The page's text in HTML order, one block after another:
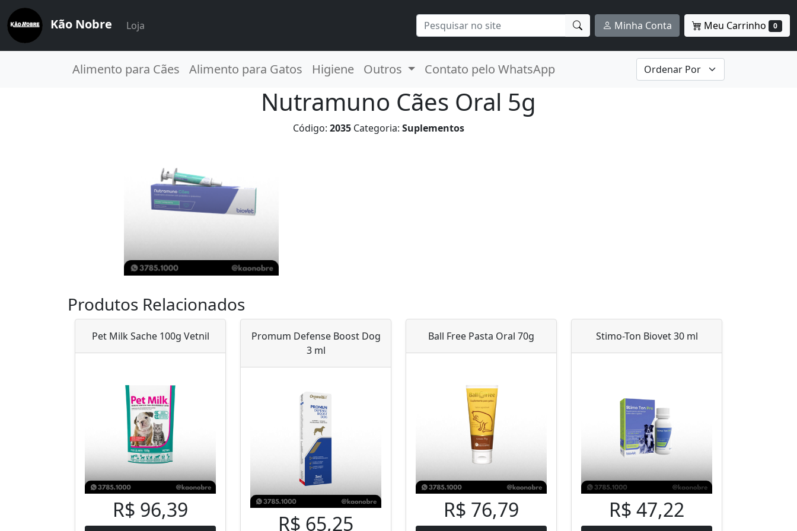
Kão Nobre Loja Minha Conta Meu Carrinho 0
Alimento para Cães Alimento para Gatos Higiene Outros Contato pelo WhatsApp
Nutramuno Cães Oral 5g
Código: 2035 Categoria: Suplementos
Produtos Relacionados
Pet Milk Sache 100g Vetnil
R$ 96,39
Promum Defense Boost Dog
3 ml
R$ 65,25
Ball Free Pasta Oral 70g
R$ 76,79
Stimo-Ton Biovet 30 ml
R$ 47,22